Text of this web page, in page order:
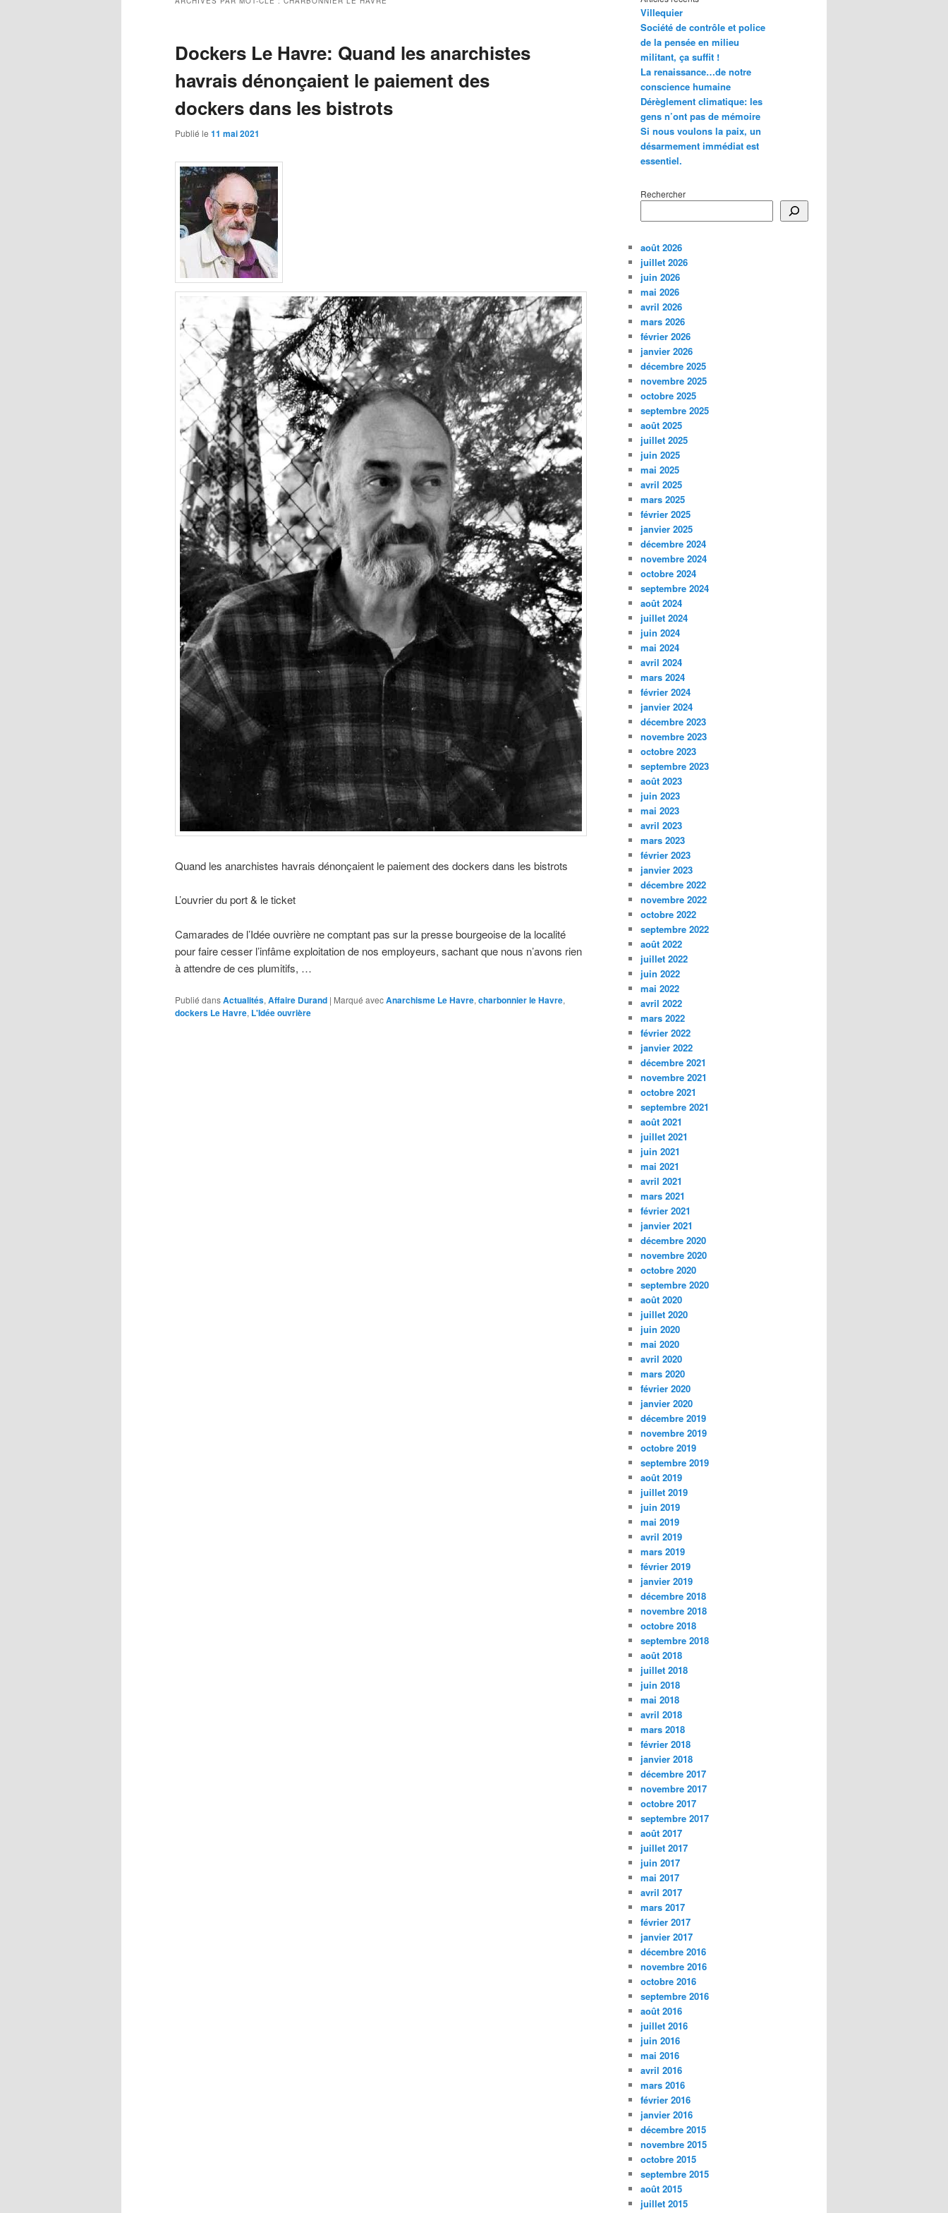
Dockers Le Havre: Quand les anarchistes
havrais dénonçaient le paiement des
dockers dans les bistrots
Publié le 11 mai 2021
Quand les anarchistes havrais dénonçaient le paiement des dockers dans les bistrots
L’ouvrier du port & le ticket
Camarades de l’Idée ouvrière ne comptant pas sur la presse bourgeoise de la localité
pour faire cesser l’infâme exploitation de nos employeurs, sachant que nous n’avons rien
à attendre de ces plumitifs, …
Publié dansActualités, Affaire Durand | Marqué avecAnarchisme Le Havre, charbonnier le Havre,
dockers Le Havre, L'Idée ouvrière
Villequier
Société de contrôle et police
de la pensée en milieu
militant, ça suffit !
La renaissance…de notre
conscience humaine
Dérèglement climatique: les
gens n’ont pas de mémoire
Si nous voulons la paix, un
désarmement immédiat est
essentiel.
Rechercher
août 2026
juillet 2026
juin 2026
mai 2026
avril 2026
mars 2026
février 2026
janvier 2026
décembre 2025
novembre 2025
octobre 2025
septembre 2025
août 2025
juillet 2025
juin 2025
mai 2025
avril 2025
mars 2025
février 2025
janvier 2025
décembre 2024
novembre 2024
octobre 2024
septembre 2024
août 2024
juillet 2024
juin 2024
mai 2024
avril 2024
mars 2024
février 2024
janvier 2024
décembre 2023
novembre 2023
octobre 2023
septembre 2023
août 2023
juin 2023
mai 2023
avril 2023
mars 2023
février 2023
janvier 2023
décembre 2022
novembre 2022
octobre 2022
septembre 2022
août 2022
juillet 2022
juin 2022
mai 2022
avril 2022
mars 2022
février 2022
janvier 2022
décembre 2021
novembre 2021
octobre 2021
septembre 2021
août 2021
juillet 2021
juin 2021
mai 2021
avril 2021
mars 2021
février 2021
janvier 2021
décembre 2020
novembre 2020
octobre 2020
septembre 2020
août 2020
juillet 2020
juin 2020
mai 2020
avril 2020
mars 2020
février 2020
janvier 2020
décembre 2019
novembre 2019
octobre 2019
septembre 2019
août 2019
juillet 2019
juin 2019
mai 2019
avril 2019
mars 2019
février 2019
janvier 2019
décembre 2018
novembre 2018
octobre 2018
septembre 2018
août 2018
juillet 2018
juin 2018
mai 2018
avril 2018
mars 2018
février 2018
janvier 2018
décembre 2017
novembre 2017
octobre 2017
septembre 2017
août 2017
juillet 2017
juin 2017
mai 2017
avril 2017
mars 2017
février 2017
janvier 2017
décembre 2016
novembre 2016
octobre 2016
septembre 2016
août 2016
juillet 2016
juin 2016
mai 2016
avril 2016
mars 2016
février 2016
janvier 2016
décembre 2015
novembre 2015
octobre 2015
septembre 2015
août 2015
juillet 2015